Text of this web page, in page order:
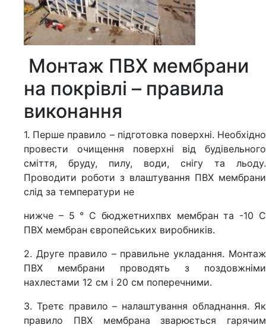
Монтаж ПВХ мембрани
на покрівлі – правила
виконання
1. Перше правило – підготовка поверхні. Необхідно
провести очищення поверхні від будівельного
сміття, бруду, пилу, води, снігу та льоду.
Проводити роботи з влаштування ПВХ мембрани
слід за температури не
нижче – 5 ° С бюджетнихпвх мембран та -10 С
ПВХ мембран європейських виробників.
2. Друге правило – правильне укладання. Монтаж
ПВХ мембрани проводять з поздовжніми
нахлестами 12 см і 20 см поперечними.
3. Третє правило – налаштування обладнання. Як
правило ПВХ мембрана зварюється гарячим